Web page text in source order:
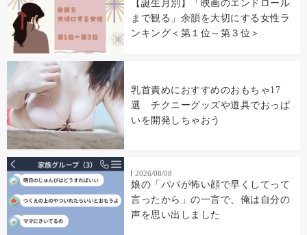
【誕生月別】「映画のエンドロール
まで観る」余韻を大切にする女性ラ
ンキング＜第１位～第３位＞
乳首責めにおすすめのおもちゃ17
選 チクニーグッズや道具でおっぱ
いを開発しちゃおう
2026/08/08
娘の「パパが怖い顔で早くしてって
言ったから」の一言で、俺は自分の
声を思い出しました